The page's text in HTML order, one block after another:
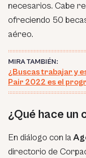
necesarios. Cabe
ofreciendo 50
aéreo.
MIRA TAMBIÉN:
¿Buscas trabajar y
Pair 2022 es el
¿Qué hace
En diálogo con la
directorio de